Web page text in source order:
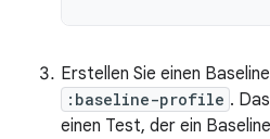
Erstellen Sie einen
:baseline-profile .
einen Test, der ein